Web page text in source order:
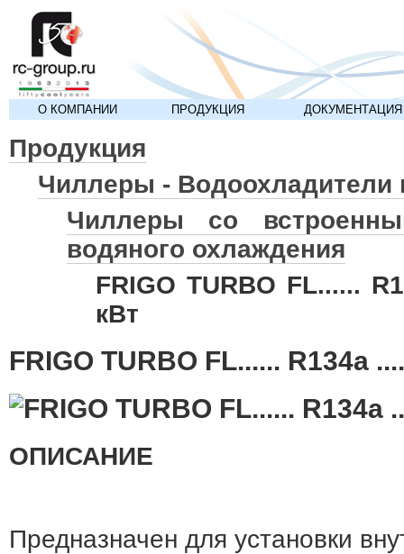
О КОМПАНИИ ПРОДУКЦИЯ ДОКУМЕНТАЦИЯ
Продукция
Чиллеры -
Чиллеры со
водяного охлаждения
FRIGO TURBO FL......
кВт
FRIGO TURBO FL...... R134a
ОПИСАНИЕ
Предназначен для установки